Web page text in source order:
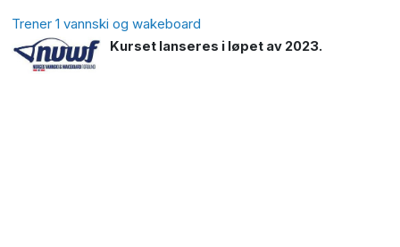
Trener 1 vannski og wakeboard
Kurset lanseres i løpet av 2023.